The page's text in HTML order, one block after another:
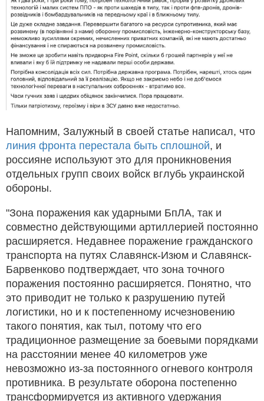
Напомним, Залужный в своей статье написал, что
линия фронта перестала быть сплошной, и
россияне используют это для проникновения
отдельных групп своих войск вглубь украинской
обороны.
"Зона поражения как ударными БпЛА, так и
совместно действующими артиллерией постоянно
расширяется. Недавнее поражение гражданского
транспорта на путях Славянск-Изюм и Славянск-
Барвенково подтверждает, что зона точного
поражения постоянно расширяется. Понятно, что
это приводит не только к разрушению путей
логистики, но и к постепенному исчезновению
такого понятия, как тыл, потому что его
традиционное размещение за боевыми порядками
на расстоянии менее 40 километров уже
невозможно из-за постоянного огневого контроля
противника. В результате оборона постепенно
трансформируется из активного удержания